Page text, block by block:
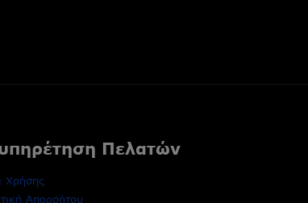
Πελατών
Χρήσης
Απορρήτου